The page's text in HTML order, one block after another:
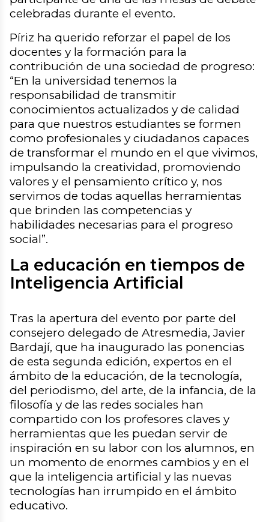
celebradas durante el evento.
Píriz ha querido reforzar el papel de los
docentes y la formación para la
contribución de una sociedad de progreso:
“En la universidad tenemos la
responsabilidad de transmitir
conocimientos actualizados y de calidad
para que nuestros estudiantes se formen
como profesionales y ciudadanos capaces
de transformar el mundo en el que vivimos,
impulsando la creatividad, promoviendo
valores y el pensamiento crítico y, nos
servimos de todas aquellas herramientas
que brinden las competencias y
habilidades necesarias para el progreso
social”.
La educación en tiempos de
Inteligencia Artificial
Tras la apertura del evento por parte del
consejero delegado de Atresmedia, Javier
Bardají, que ha inaugurado las ponencias
de esta segunda edición, expertos en el
ámbito de la educación, de la tecnología,
del periodismo, del arte, de la infancia, de la
filosofía y de las redes sociales han
compartido con los profesores claves y
herramientas que les puedan servir de
inspiración en su labor con los alumnos, en
un momento de enormes cambios y en el
que la inteligencia artificial y las nuevas
tecnologías han irrumpido en el ámbito
educativo.